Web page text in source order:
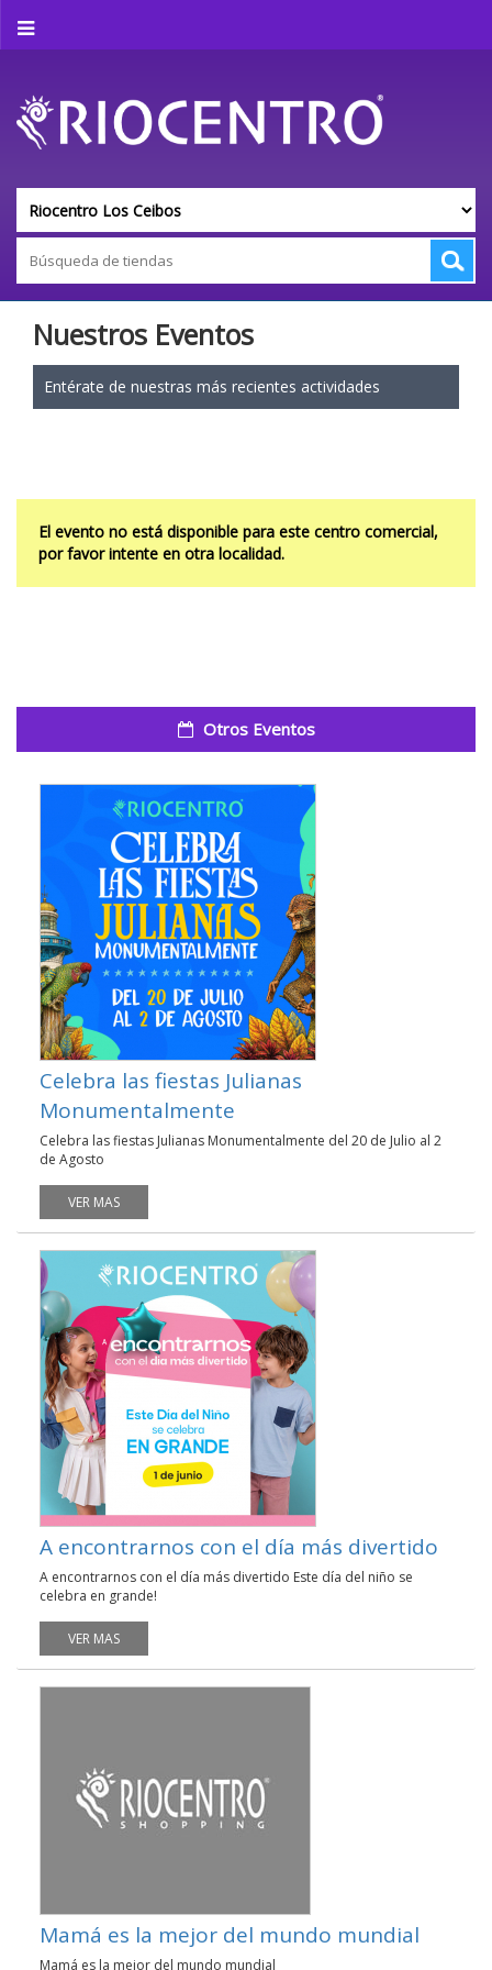
Nuestros Eventos
Entérate de nuestras más recientes actividades
El evento no está disponible para este centro comercial,
por favor intente en otra localidad.
Otros Eventos
Celebra las fiestas Julianas
Monumentalmente
Celebra las fiestas Julianas Monumentalmente del 20 de Julio al 2
de Agosto
VER MAS
A encontrarnos con el día más divertido
A encontrarnos con el día más divertido Este día del niño se
celebra en grande!
VER MAS
Mamá es la mejor del mundo mundial
Mamá es la mejor del mundo mundial